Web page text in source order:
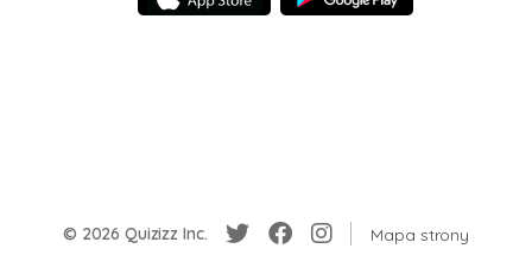
© 2026 Quizizz Inc. Mapa strony